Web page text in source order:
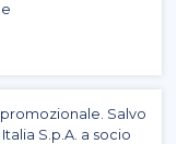
Salvo
S.p.A. a socio